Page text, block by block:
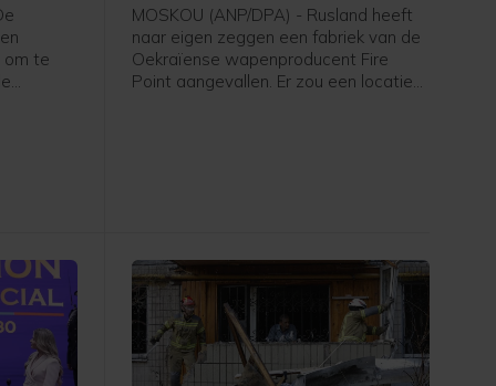
om te
omdat er
MOSKOU (ANP/DPA) - Rusland heeft
naar eigen zeggen een fabriek van de
Oekraïense wapenproducent Fire
Point aangevallen. Er zou een locatie